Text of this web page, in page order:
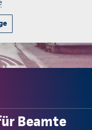
Beamte